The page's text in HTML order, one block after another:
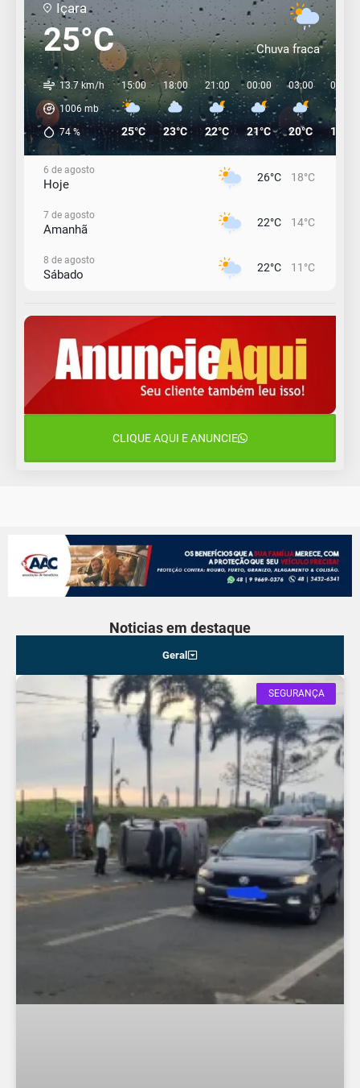
Içara
25°C Chuva fraca
13.7 km/h
1006 mb
74%
15:00
25°C
18:00
23°C
21:00
22°C
00:00
21°C
03:00
20°C
06:00
19°C
6 de agosto
Hoje 26°C 18°C
7 de agosto
Amanhã 22°C 14°C
8 de agosto
Sábado 22°C 11°C
Domingo 16°C 12°C
10 de agosto
Segunda-Feira
CLIQUE AQUI E ANUNCIE
Noticias em destaque
Geral
SEGURANÇA